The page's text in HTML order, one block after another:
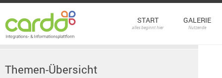
START
alles beginnt hier
GALERIE
Nutzende
Themen-Übersicht